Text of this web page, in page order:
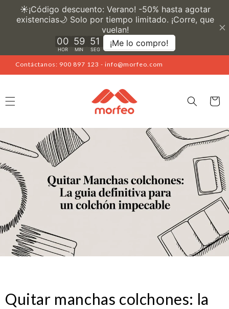
directamente
al contenido
Contáctanos: 900 897 123 - info@morfeo.com
Carrito
Quitar manchas colchones: la